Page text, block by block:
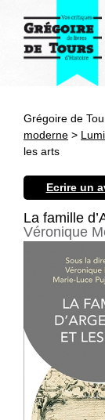
Grégoire de
moderne >
les arts
Ecrire un
La famille
Véronique